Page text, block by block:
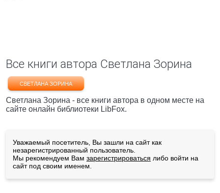
Все книги автора Светлана Зорина
СВЕТЛАНА ЗОРИНА
Светлана Зорина - все книги автора в одном месте на
сайте онлайн библиотеки LibFox.
Уважаемый посетитель, Вы зашли на сайт как
незарегистрированный пользователь.
Мы рекомендуем Вам зарегистрироваться либо войти на
сайт под своим именем.